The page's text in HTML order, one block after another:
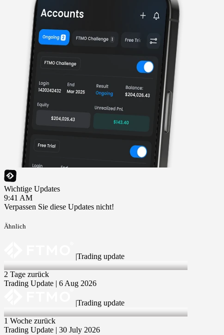
Wichtige Updates
9:41 AM
Verpassen Sie diese Updates nicht!
Ähnlich
Trading update
6 Aug 2026
2 Tage zurück
Trading Update | 6 Aug 2026
Trading update
30 Jul 2026
1 Woche zurück
Trading Update | 30 July 2026